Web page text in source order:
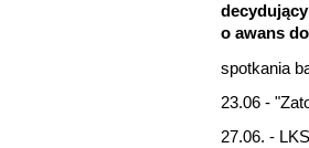
o awans
spotkania
23.06 -
27.06. -